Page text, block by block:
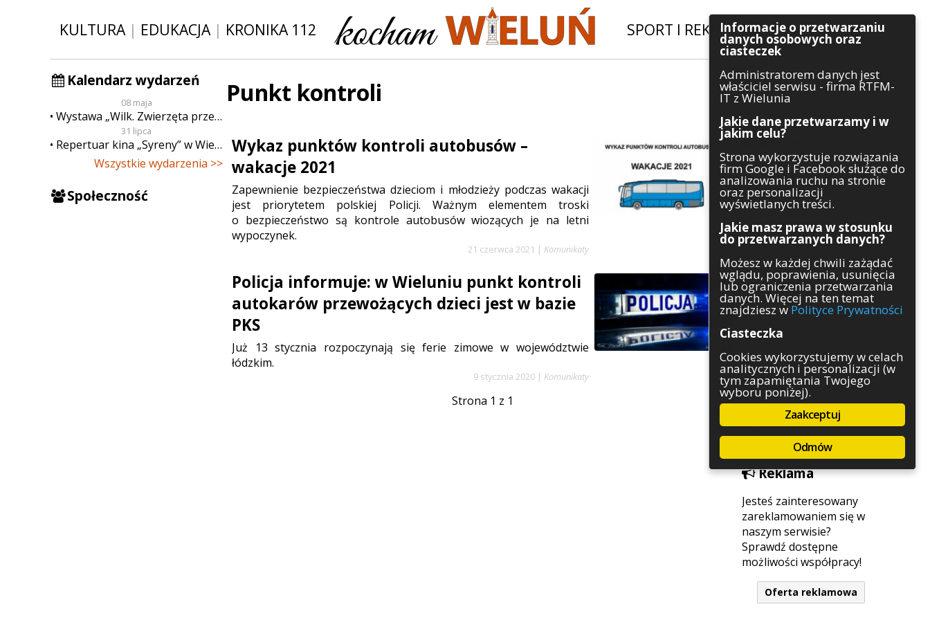
KULTURA| EDUKACJA| KRONIKA 112 SPORT I REKREACJA|INWESTYCJE
Kalendarz wydarzeń
08 maja
Wystawa „Wilk. Zwierzęta przeklęte”
31 lipca
Repertuar kina „Syreny” w Wieluniu w dn. od 31 lipca do 6 sierpnia
Wszystkie wydarzenia >>
Społeczność
Szukaj
Kategorie
Architektura
Gospodarka
Handel
Komunikaty
Kultura
Polityka
Pozostałe
Psychologia
Rolnictwo
Służby
Sport
Środowisko
Szkolnictwo
Wydarzenia
Zapowiedzi
Zdrowie
Reklama
Jesteś zainteresowany
zareklamowaniem się w
naszym serwisie?
Sprawdź dostępne
możliwości współpracy!
Oferta reklamowa
Punkt kontroli
Wykaz punktów kontroli autobusów –
wakacje 2021
Zapewnienie bezpieczeństwa dzieciom i młodzieży podczas wakacji
jest priorytetem polskiej Policji. Ważnym elementem troski
o bezpieczeństwo są kontrole autobusów wiozących je na letni
wypoczynek.
21 czerwca 2021 | Komunikaty
Policja informuje: w Wieluniu punkt kontroli
autokarów przewożących dzieci jest w bazie
PKS
Już 13 stycznia rozpoczynają się ferie zimowe w województwie
łódzkim.
9 stycznia 2020 | Komunikaty
Strona 1 z 1
Informacje o przetwarzaniu
danych osobowych oraz
ciasteczek
Administratorem danych jest
właściciel serwisu - firma RTFM-
IT z Wielunia
Jakie dane przetwarzamy i w
jakim celu?
Strona wykorzystuje rozwiązania
firm Google i Facebook służące do
analizowania ruchu na stronie
oraz personalizacji
wyświetlanych treści.
Jakie masz prawa w stosunku
do przetwarzanych danych?
Możesz w każdej chwili zażądać
wglądu, poprawienia, usunięcia
lub ograniczenia przetwarzania
danych. Więcej na ten temat
znajdziesz w Polityce Prywatności
Ciasteczka
Cookies wykorzystujemy w celach
analitycznych i personalizacji (w
tym zapamiętania Twojego
wyboru poniżej).
Zaakceptuj
Odmów